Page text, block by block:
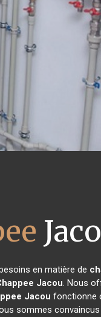
en matière de
Jacou. Nous
Jacou fonctionne
sommes